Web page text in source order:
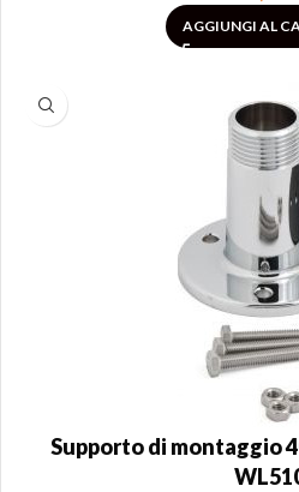
AGGIUNGI AL
Supporto di montaggio